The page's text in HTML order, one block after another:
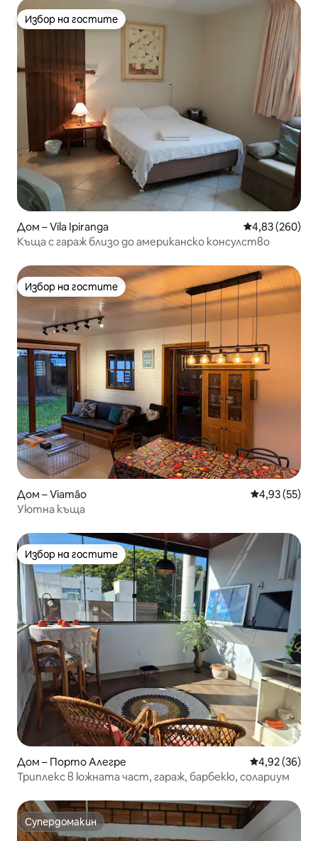
Избор на гостите
Избор на гостите
Дом – Vila Ipiranga Средна
4,83 (260)
Къща с гараж близо до американско консулство
Избор на гостите
Избор на гостите
Дом – Viamão Средна
4,93 (55)
Уютна къща
Избор на гостите
Избор на гостите
Дом – Порто Алегре Средна
4,92 (36)
Триплекс в южната част, гараж, барбекю, солариум
Супердомакин
Супердомакин